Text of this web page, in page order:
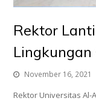
Rektor
November 16, 2021
Rektor Universitas Al-